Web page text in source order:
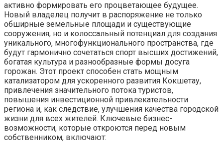
активно формировать его процветающее будущее.
Новый владелец получит в распоряжение не только
обширные земельные площади и существующие
сооружения, но и колоссальный потенциал для создания
уникального, многофункционального пространства, где
будут гармонично сочетаться спорт высших достижений,
богатая культура и разнообразные формы досуга
горожан. Этот проект способен стать мощным
катализатором для ускоренного развития Кокшетау,
привлечения значительного потока туристов,
повышения инвестиционной привлекательности
региона и, как следствие, улучшения качества городской
жизни для всех жителей. Ключевые бизнес-
возможности, которые откроются перед новым
собственником, включают: